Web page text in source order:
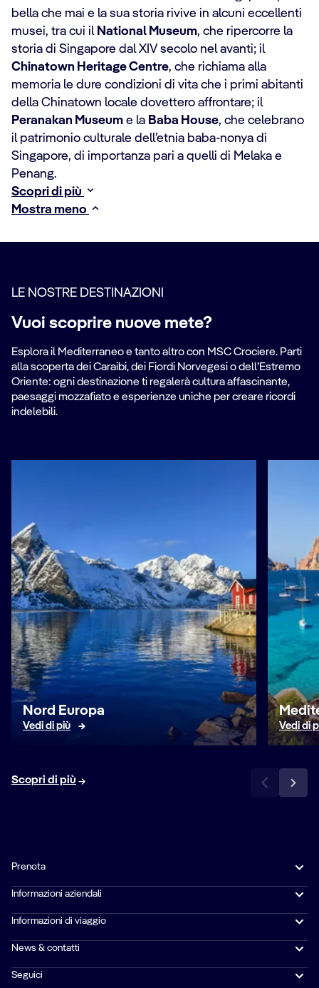
bella che mai e la sua storia rivive in alcuni eccellenti
musei, tra cui il National Museum, che ripercorre la
storia di Singapore dal XIV secolo nel avanti; il
Chinatown Heritage Centre, che richiama alla
memoria le dure condizioni di vita che i primi abitanti
della Chinatown locale dovettero affrontare; il
Peranakan Museum e la Baba House, che celebrano
il patrimonio culturale dell’etnia baba-nonya di
Singapore, di importanza pari a quelli di Melaka e
Penang.
Scopri di più
Mostra meno
LE NOSTRE DESTINAZIONI
Vuoi scoprire nuove mete?
Esplora il Mediterraneo e tanto altro con MSC Crociere. Parti
alla scoperta dei Caraibi, dei Fiordi Norvegesi o dell’Estremo
Oriente: ogni destinazione ti regalerà cultura affascinante,
paesaggi mozzafiato e esperienze uniche per creare ricordi
indelebili.
Nord Europa
Vedi di più Vedi di
Scopri di più
Prenota
Informazioni aziendali
Informazioni di viaggio
News & contatti
Seguici